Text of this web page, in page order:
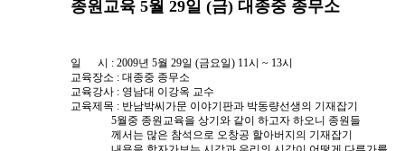
종원교육 5월 29일 (금) 대종중 종무소
일 시 : 2009년 5월 29일 (금요일) 11시 ~ 13시
교육장소 : 대종중 종무소
교육강사 : 영남대 이강옥 교수
교육제목 : 반남박씨가문 이야기판과 박동량선생의 기재잡기
5월중 종원교육을 상기와 같이 하고자 하오니 종원들
께서는 많은 참석으로 오창공 할아버지의 기재잡기